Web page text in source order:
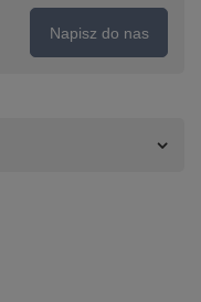
Napisz do nas